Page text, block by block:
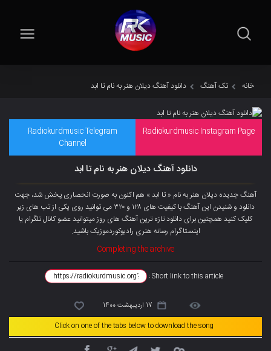
خانه تک آهنگ دانلود آهنگ دیلان هنر به نام تا ابد
Radiokurdmusic Instagram Page
Radiokurdmusic Telegram
Channel
دانلود آهنگ دیلان هنر به نام تا ابد
آهنگ جدیده دیلان هنر به نام « تا ابد » هم اکنون به صورت انحصاری پخش شد، جهت
دانلود و شنیدن این آهنگ با کیفیت های ۱۲۸ و ۳۲۰ می توانید روی یکی از تب های زیر
کلیک کنید همچنین برای دانلود تازه ترین آهنگ های روز میتوانیدعضو کانال تلگرام یا
اینستاگرام رسانه هنری رادیوکوردموزیک باشید.
Completing the archive
Short link to this article :
17 اردیبهشت 1400
Click on one of the tabs below to download the song